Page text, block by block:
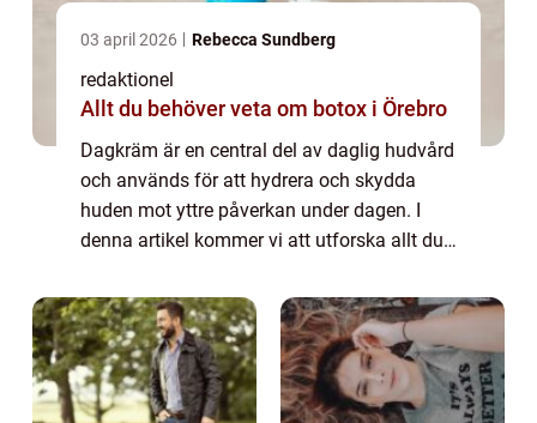
03 april 2026 Rebecca Sundberg
redaktionel
Allt du behöver veta om botox i Örebro
Dagkräm är en central del av daglig hudvård
och används för att hydrera och skydda
huden mot yttre påverkan under dagen. I
denna artikel kommer vi att utforska allt du
är, de olika typerna som finns tillgäng...